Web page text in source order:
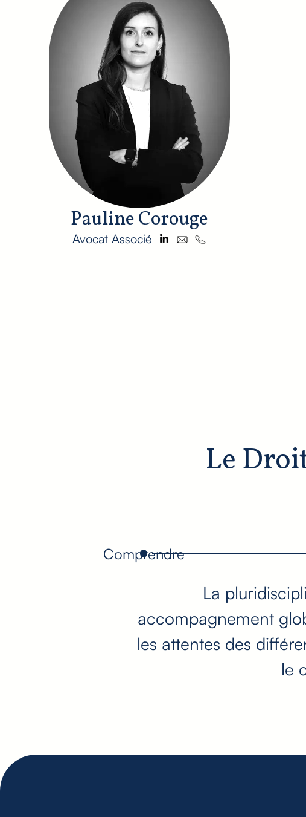
Pauline Corouge
Avocat Associé
Le
Comprendre
La
accompagnement
les attentes des
le